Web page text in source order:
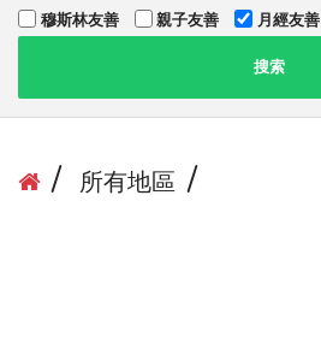
穆斯林友善
親子友善 月經友善
搜索
所有地區